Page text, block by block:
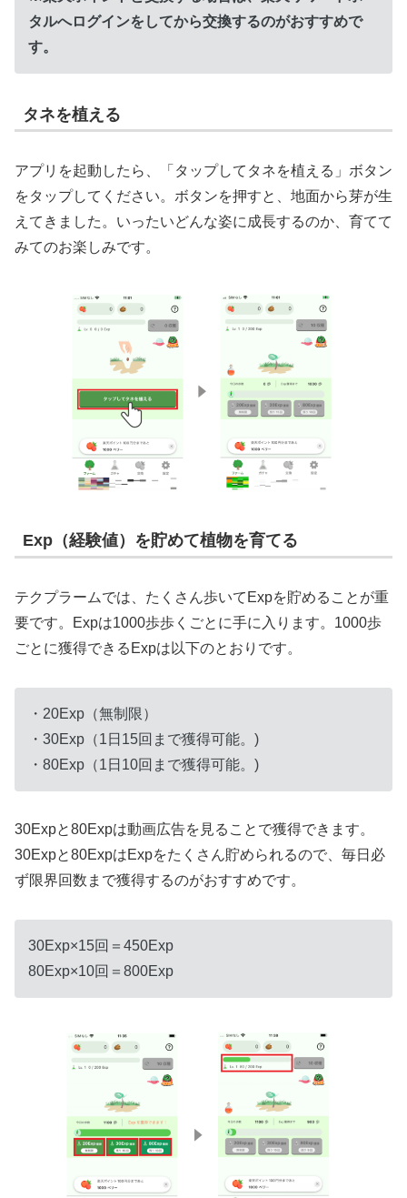
タルへログインをしてから交換するのがおすすめで
す。
タネを植える
アプリを起動したら、「タップしてタネを植える」ボタン
をタップしてください。ボタンを押すと、地面から芽が生
えてきました。いったいどんな姿に成長するのか、育てて
みてのお楽しみです。
Exp（経験値）を貯めて植物を育てる
テクプラームでは、たくさん歩いてExpを貯めることが重
要です。Expは1000歩歩くごとに手に入ります。1000歩
ごとに獲得できるExpは以下のとおりです。
・20Exp（無制限）
・30Exp（1日15回まで獲得可能。)
・80Exp（1日10回まで獲得可能。)
30Expと80Expは動画広告を見ることで獲得できます。
30Expと80ExpはExpをたくさん貯められるので、毎日必
ず限界回数まで獲得するのがおすすめです。
30Exp×15回＝450Exp
80Exp×10回＝800Exp